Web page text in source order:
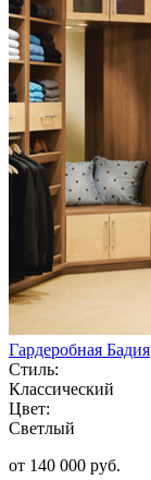
Гардеробная Бадия
Стиль:
Классический
Цвет:
Светлый
от 140 000 руб.